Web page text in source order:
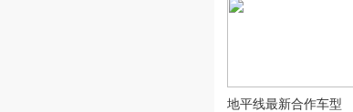
地平线最新合作车型